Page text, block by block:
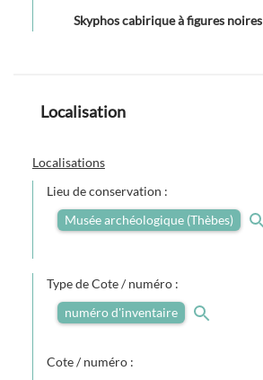
Skyphos cabirique à figures noires
Localisation
Localisations
Lieu de conservation :
Musée archéologique (Thèbes)
Type de Cote / numéro :
numéro d'inventaire
Cote / numéro :